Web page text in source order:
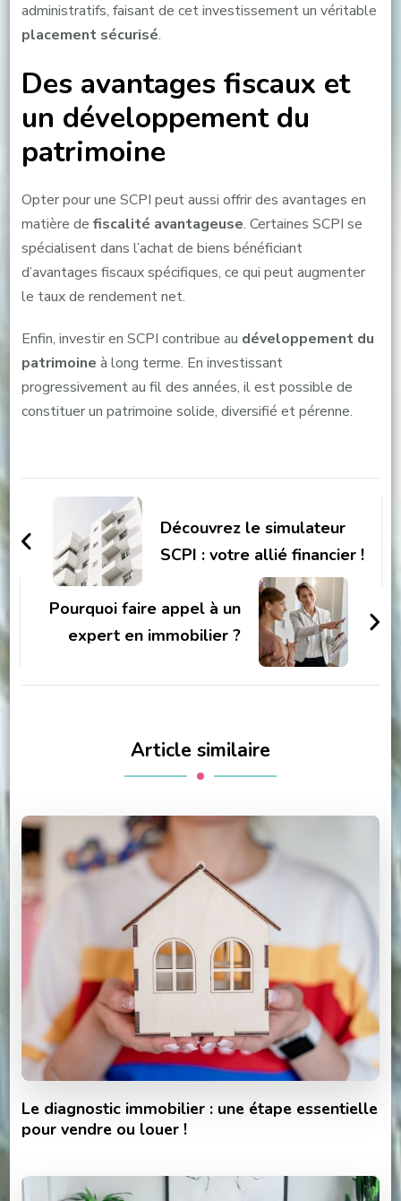
administratifs, faisant de cet investissement un véritable
placement sécurisé.
Des avantages fiscaux et
un développement du
patrimoine
Opter pour une SCPI peut aussi offrir des avantages en
matière de fiscalité avantageuse. Certaines SCPI se
spécialisent dans l’achat de biens bénéficiant
d’avantages fiscaux spécifiques, ce qui peut augmenter
le taux de rendement net.
Enfin, investir en SCPI contribue au développement du
patrimoine à long terme. En investissant
progressivement au fil des années, il est possible de
constituer un patrimoine solide, diversifié et pérenne.
Navigation
d'article
Découvrez le simulateur
SCPI : votre allié financier !
Pourquoi faire appel à un
expert en immobilier ?
Article similaire
Le diagnostic immobilier : une étape essentielle
pour vendre ou louer !